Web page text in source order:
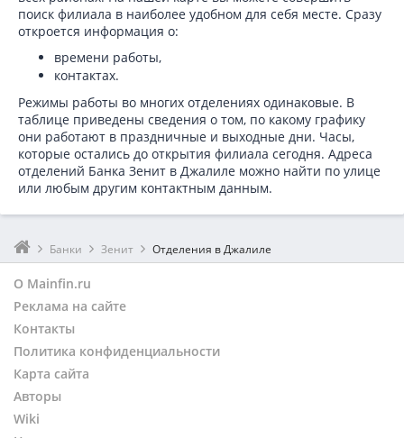
поиск филиала в наиболее удобном для себя месте. Сразу
откроется информация о:
времени работы,
контактах.
Режимы работы во многих отделениях одинаковые. В
таблице приведены сведения о том, по какому графику
они работают в праздничные и выходные дни. Часы,
которые остались до открытия филиала сегодня. Адреса
отделений Банка Зенит в Джалиле можно найти по улице
или любым другим контактным данным.
Банки Зенит Отделения в Джалиле
О Mainfin.ru
Реклама на сайте
Контакты
Политика конфиденциальности
Карта сайта
Авторы
Wiki